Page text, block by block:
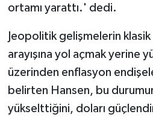
ortamı yarattı.' dedi.
Jeopolitik gelişmelerin
arayışına yol açmak yerine
üzerinden enflasyon
belirten Hansen, bu
yükselttiğini, doları